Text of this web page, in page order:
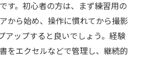
す。初心者の方は、まず練習用の
から始め、操作に慣れてから撮影
アップすると良いでしょう。経験
をエクセルなどで管理し、継続的